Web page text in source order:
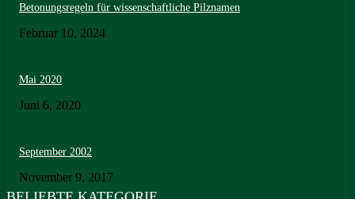
Betonungsregeln für wissenschaftliche Pilznamen
Februar 10, 2024
Mai 2020
Juni 6, 2020
September 2002
November 9, 2017